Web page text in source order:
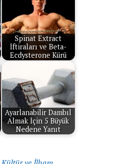
Spinat Extract
İftiraları ve Beta-
Ecdysterone Kürü
Ayarlanabilir Dambıl
Almak İçin 5 Büyük
Nedene Yanıt